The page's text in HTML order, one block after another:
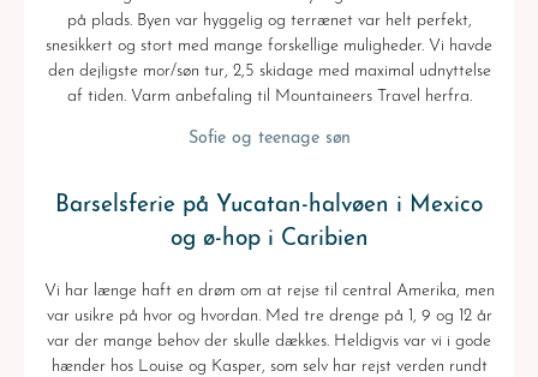
på plads. Byen var hyggelig og terrænet var helt perfekt,
snesikkert og stort med mange forskellige muligheder. Vi havde
den dejligste mor/søn tur, 2,5 skidage med maximal udnyttelse
af tiden. Varm anbefaling til Mountaineers Travel herfra.
Sofie og teenage søn
Barselsferie på Yucatan-halvøen i Mexico
og ø-hop i Caribien
Vi har længe haft en drøm om at rejse til central Amerika, men
var usikre på hvor og hvordan. Med tre drenge på 1, 9 og 12 år
var der mange behov der skulle dækkes. Heldigvis var vi i gode
hænder hos Louise og Kasper, som selv har rejst verden rundt